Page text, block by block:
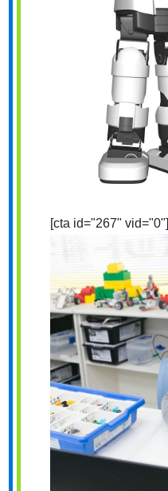
[cta id="267" vid="0"]